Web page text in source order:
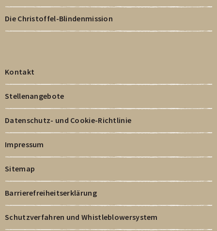
Die Christoffel-Blindenmission
Kontakt
Stellenangebote
Datenschutz- und Cookie-Richtlinie
Impressum
Sitemap
Barrierefreiheitserklärung
Schutzverfahren und Whistleblowersystem